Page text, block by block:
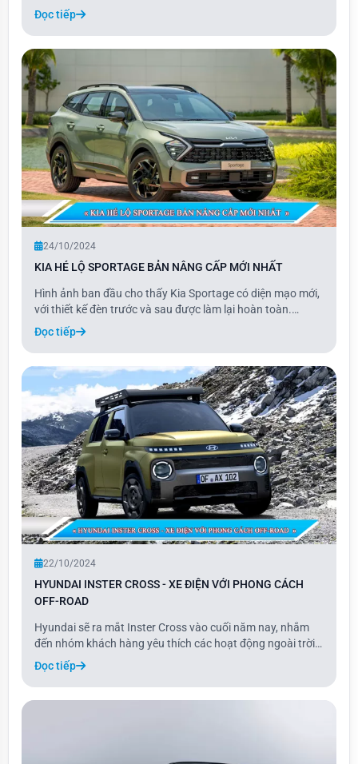
bản cửa sổ trời đơn và 3,48 tỷ đồng cho bản cửa sổ trời
toàn cảnh.
Đọc tiếp
24/10/2024
KIA HÉ LỘ SPORTAGE BẢN NÂNG CẤP MỚI NHẤT
Hình ảnh ban đầu cho thấy Kia Sportage có diện mạo mới,
với thiết kế đèn trước và sau được làm lại hoàn toàn.
Những thay đổi này mang đến cho Sportage vẻ ngoài hiện
đại và sắc sảo hơn, làm nổi bật phong cách độc đáo của
mẫu xe.
Đọc tiếp
22/10/2024
HYUNDAI INSTER CROSS - XE ĐIỆN VỚI PHONG CÁCH
OFF-ROAD
Hyundai sẽ ra mắt Inster Cross vào cuối năm nay, nhắm
đến nhóm khách hàng yêu thích các hoạt động ngoài trời.
Được định vị giữa các mẫu xe cỡ A và B, Inster Cross sở
hữu không gian nội thất rộng rãi với sức chứa hành lý lên
đến 280 lít.
Đọc tiếp